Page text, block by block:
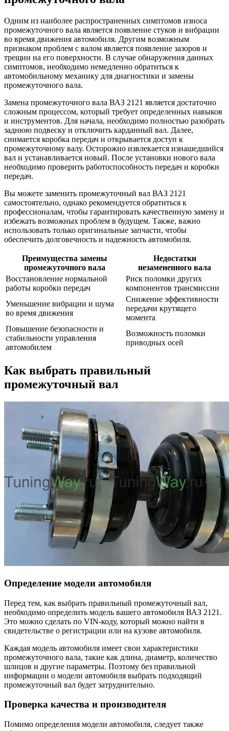
Одним из наиболее распространенных симптомов износа
промежуточного вала является появление стуков и вибрации
во время движения автомобиля. Другим возможным
признаком проблем с валом является появление зазоров и
трещин на его поверхности. В случае обнаружения данных
симптомов, необходимо немедленно обратиться к
автомобильному механику для диагностики и замены
промежуточного вала.
Замена промежуточного вала ВАЗ 2121 является достаточно
сложным процессом, который требует определенных навыков
и инструментов. Для начала, необходимо полностью разобрать
заднюю подвеску и отключить карданный вал. Далее,
снимается коробка передач и открывается доступ к
промежуточному валу. Осторожно извлекается изнашедшийся
вал и устанавливается новый. После установки нового вала
необходимо проверить работоспособность передач и коробки
передач.
Вы можете заменить промежуточный вал ВАЗ 2121
самостоятельно, однако рекомендуется обратиться к
профессионалам, чтобы гарантировать качественную замену и
избежать возможных проблем в будущем. Также, важно
использовать только оригинальные запчасти, чтобы
обеспечить долговечность и надежность автомобиля.
Преимущества замены
промежуточного вала
Недостатки
незамененного вала
Восстановление нормальной
работы коробки передач
Риск поломки других
компонентов трансмиссии
Уменьшение вибрации и шума
во время движения
Снижение эффективности
передачи крутящего
момента
Повышение безопасности и
стабильности управления
автомобилем
Возможность поломки
приводных осей
Как выбрать правильный
промежуточный вал
Определение модели автомобиля
Перед тем, как выбрать правильный промежуточный вал,
необходимо определить модель вашего автомобиля ВАЗ 2121.
Это можно сделать по VIN-коду, который можно найти в
свидетельстве о регистрации или на кузове автомобиля.
Каждая модель автомобиля имеет свои характеристики
промежуточного вала, такие как длина, диаметр, количество
шлицов и другие параметры. Поэтому без правильной
информации о модели автомобиля выбрать подходящий
промежуточный вал будет затруднительно.
Проверка качества и производителя
Помимо определения модели автомобиля, следует также